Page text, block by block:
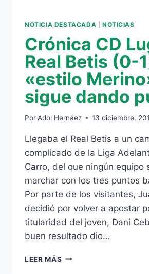
NOTICIA DESTACADA NOTICIAS
Crónica CD
Real Betis (0-
«estilo
sigue dando
PorAdol Hernáez 13 diciembre,
Llegaba el Real Betis a un
complicado de la Liga
Carro, del que ningún equipo
marchar con los tres puntos
Por parte de los visitantes,
decidió por volver a apostar
titularidad del joven, Dani
buen resultado dio…
LEER MÁS CRÓNICA